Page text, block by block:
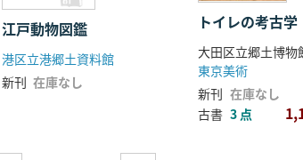
江戸動物図鑑
港区立港郷土資料館
新刊 在庫なし
トイレの考古学
大田区立郷土博物
東京美術
新刊 在庫なし
古書 3 点